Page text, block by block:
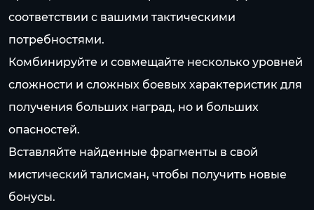
соответствии с вашими тактическими
потребностями.
Комбинируйте и совмещайте несколько уровней
сложности и сложных боевых характеристик для
получения больших наград, но и больших
опасностей.
Вставляйте найденные фрагменты в свой
мистический талисман, чтобы получить новые
бонусы.